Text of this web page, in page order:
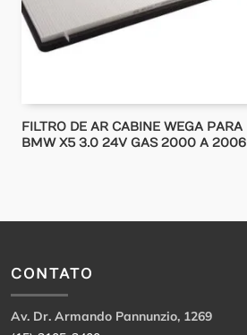
FILTRO DE AR CABINE WEGA PARA
BMW X5 3.0 24V GAS 2000 A 2006
CONTATO
Av. Dr. Armando Pannunzio, 1269